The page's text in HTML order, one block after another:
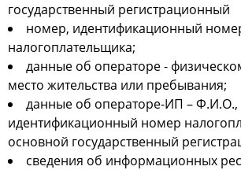
государственный регистрационный
номер, идентификационный
налогоплательщика;
данные об операторе -
место жительства или пребывания;
данные об операторе-ИП – Ф.И.О.,
идентификационный номер
основной государственный
сведения об информационных